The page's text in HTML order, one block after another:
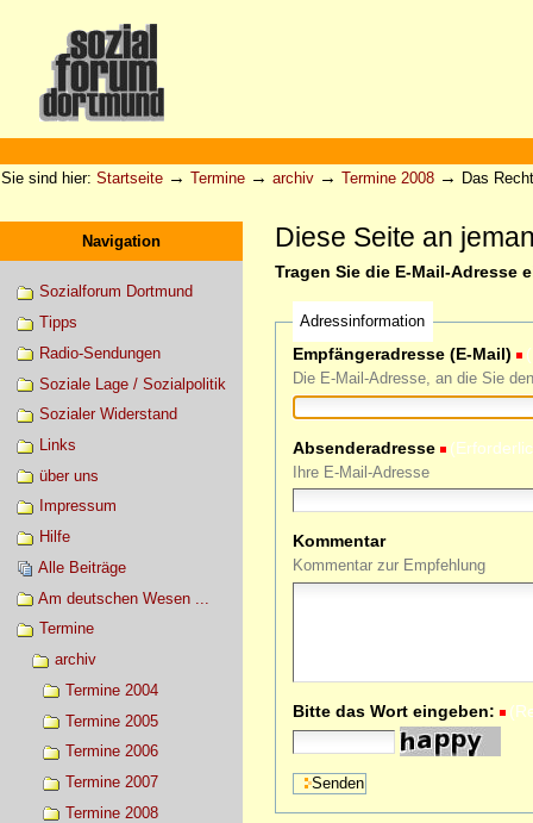
Werkzeuge
Sie sind hier: Startseite → Termine → archiv → Termine 2008 → Das
Navigation
Sozialforum Dortmund
Tipps
Radio-Sendungen
Soziale Lage / Sozialpolitik
Sozialer Widerstand
Links
über uns
Impressum
Hilfe
Alle Beiträge
Am deutschen Wesen ...
Termine
archiv
Termine 2004
Termine 2005
Termine 2006
Termine 2007
Termine 2008
Diese Seite an
Tragen Sie die E-Mail-Adresse
Adressinformation
Empfängeradresse (E-Mail)
Die E-Mail-Adresse, an die Sie
Absenderadresse
Ihre E-Mail-Adresse
Kommentar
Kommentar zur Empfehlung
Bitte das Wort eingeben: